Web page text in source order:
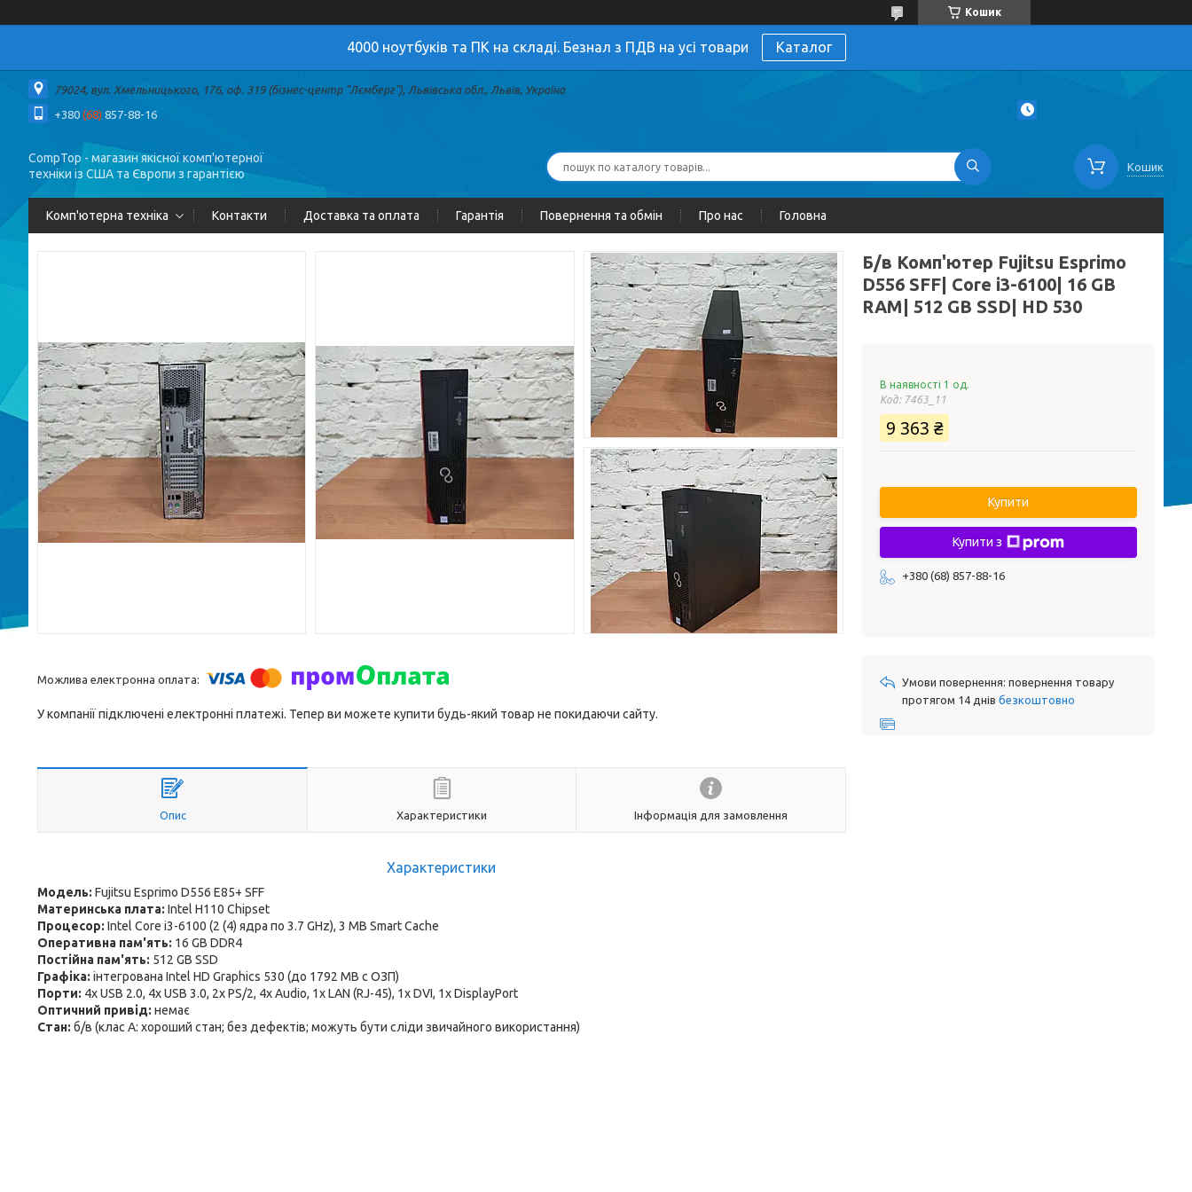
Кошик
4000 ноутбуків та ПК на складі. Безнал з ПДВ на усі товари Каталог
79024, вул. Хмельницького, 176, оф. 319 (бізнес-центр "Лємберг"), Львівська обл., Львів, Україна
+380 (68) 857-88-16
CompTop - магазин якісної комп'ютерної
техніки із США та Європи з гарантією
Кошик
Комп'ютерна техніка Контакти Доставка та оплата Гарантія Повернення та обмін Про нас Головна
У компанії підключені електронні платежі. Тепер ви можете купити будь-який товар не покидаючи сайту.
Опис Характеристики Інформація для замовлення
Характеристики
Модель: Fujitsu Esprimo D556 E85+ SFF
Материнська плата: Intel H110 Chipset
Процесор: Intel Core i3-6100 (2 (4) ядра по 3.7 GHz), 3 MB Smart Cache
Оперативна пам'ять: 16 GB DDR4
Постійна пам'ять: 512 GB SSD
Графіка: інтегрована Intel HD Graphics 530 (до 1792 MB с ОЗП)
Порти: 4x USB 2.0, 4x USB 3.0, 2x PS/2, 4x Audio, 1x LAN (RJ-45), 1x DVI, 1x DisplayPort
Оптичний привід: немає
Стан: б/в (клас А: хороший стан; без дефектів; можуть бути сліди звичайного використання)
Б/в Комп'ютер Fujitsu Esprimo
D556 SFF| Core i3-6100| 16 GB
RAM| 512 GB SSD| HD 530
В наявності 1 од.
Код: 7463_11
9 363 ₴
Купити
Купити з
+380 (68) 857-88-16
повернення товару
протягом 14 днів безкоштовно